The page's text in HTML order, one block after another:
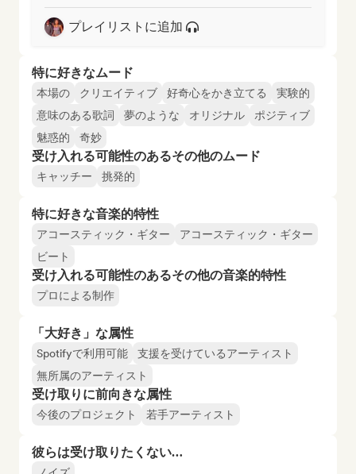
プレイリストに追加
特に好きなムード
本場の クリエイティブ 好奇心をかき立てる
実験的
意味のある歌詞
夢のような オリジナル
ポジティブ
魅惑的
奇妙
受け入れる可能性のあるその他のムード
キャッチー 挑発的
特に好きな音楽的特性
アコースティック・ギター
アコースティック・ギター
ビート
受け入れる可能性のあるその他の音楽的特性
プロによる制作
「大好き」な属性
Spotifyで利用可能
支援を受けているアーティスト
無所属のアーティスト
受け取りに前向きな属性
今後のプロジェクト 若手アーティスト
彼らは受け取りたくない…